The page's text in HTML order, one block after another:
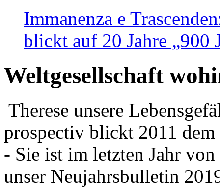
Immanenza e
blickt auf 20 Jahre „900
Weltgesellschaft
Therese unsere
prospectiv blickt 2011
- Sie ist im letzten Jahr
unser Neujahrsbulletin